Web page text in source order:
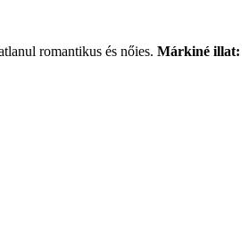
romantikus és nőies. Márkiné illat: